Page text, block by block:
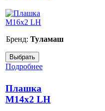
Бренд: Туламаш
Подробнее
Плашка
М14х2 LH